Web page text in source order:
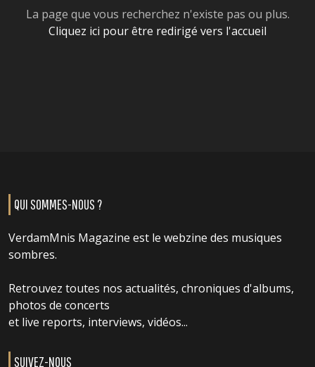
La page que vous recherchez n'existe pas ou plus.
Cliquez ici pour être redirigé vers l'accueil
QUI SOMMES-NOUS ?
VerdamMnis Magazine est le webzine des musiques
sombres.
Retrouvez toutes nos actualités, chroniques d'albums,
photos de concerts
et live reports, interviews, vidéos...
SUIVEZ-NOUS